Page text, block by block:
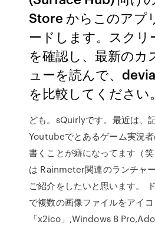
Store からこのアプ
ードします。スクリ
を確認し、最新のカ
ューを読んで、
を比較してください。
ども。sQuirlyです。最近は、
Youtubeでとあるゲーム実況
書くことが癖になってます（
は Rainmeter関連のランチャ
ご紹介をしたいと思います。
で複数の画像ファイルをアイ
「x2ico」,Windows 8